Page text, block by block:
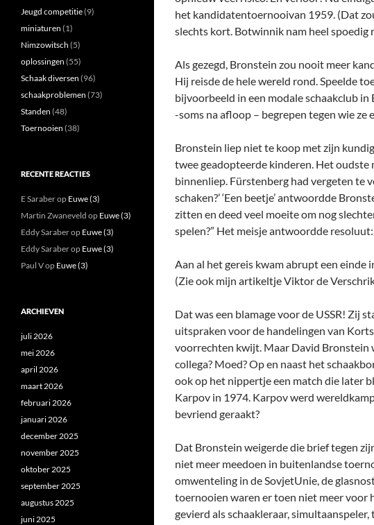
het kandidatentoernooivan 1959. (Dat
slechts kort. Botwinnik nam heel spoedig
Als gezegd, Bronstein zou nooit meer
Hij reisde de hele wereld rond. Speelde
bijvoorbeeld in een modale schaakclub
-soms na afloop – begrepen tegen wie ze
Bronstein liep niet te koop met zijn
twee geadopteerde kinderen. Het oudste
binnenliep. Fürstenberg had vergeten te
schaken?’ ‘Een beetje’ antwoordde
zitten en deed veel moeite om nog
spelen?” Het meisje antwoordde
Aan al het gereis kwam abrupt een
(Zie ook mijn artikeltje Viktor de
Dat was een blamage voor de USSR! Zij
uitspraken voor de handelingen van
voorrechten kwijt. Maar David Bronstein
collega? Moed? Op en naast het
ook op het nippertje een match die later
Karpov in 1974. Karpov werd
bevriend geraakt?
Dat Bronstein weigerde die brief tegen
niet meer meedoen in buitenlandse
omwenteling in de SovjetUnie, de
toernooien waren er toen niet meer voor
gevierd als schaakleraar,
Jeugd competitie(9)
miniaturen (1)
Nimzowitsch (5)
oplossingen (55)
Schaak diversen (96)
schaakproblemen (73)
Standen (48)
Toernooien (38)
RECENTE REACTIES
E Saraberop Euwe (3)
Martin Zwaneveld op Euwe (3)
Eddy Saraberop Euwe (3)
Eddy Saraberop Euwe (3)
Paul Vop Euwe (3)
ARCHIEVEN
juli 2026
mei 2026
april 2026
maart 2026
februari 2026
januari 2026
december 2025
november 2025
oktober 2025
september 2025
augustus 2025
juni 2025